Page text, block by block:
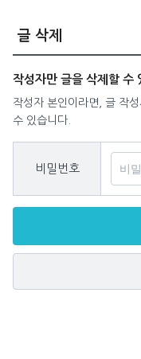
글 삭제
작성자만 글을 삭제할 수
작성자 본인이라면, 글 작
수 있습니다.
비밀번호